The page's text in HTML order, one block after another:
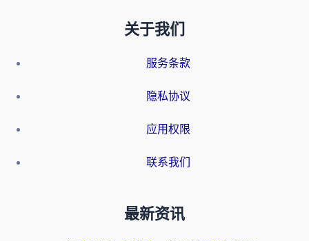
关于我们
服务条款
隐私协议
应用权限
联系我们
最新资讯